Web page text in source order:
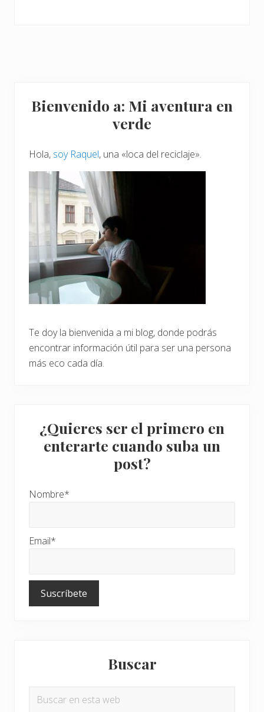
lateral
Bienvenido a: Mi aventura en
verde
Hola, soy Raquel, una «loca del reciclaje».
Te doy la bienvenida a mi blog, donde podrás
encontrar información útil para ser una persona
más eco cada día.
¿Quieres ser el primero en
enterarte cuando suba un
post?
Nombre*
Email*
Buscar
Buscar